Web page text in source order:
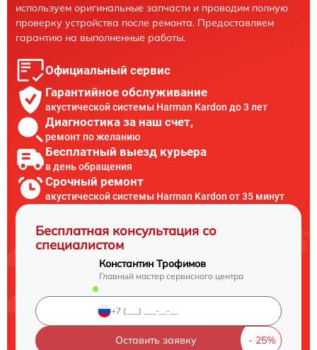
используем оригинальные запчасти и проводим полную
проверку устройства после ремонта. Предоставляем
гарантию на выполненные работы.
Официальный сервис
Гарантийное обслуживание
акустической системы Harman Kardon до 3 лет
Диагностика за наш счет,
ремонт по желанию
Бесплатный выезд курьера
в день обращения
Срочный ремонт
акустической системы Harman Kardon от 35 минут
Бесплатная консультация со
специалистом
Константин Трофимов
Главный мастер сервисного центра
Оставить заявку